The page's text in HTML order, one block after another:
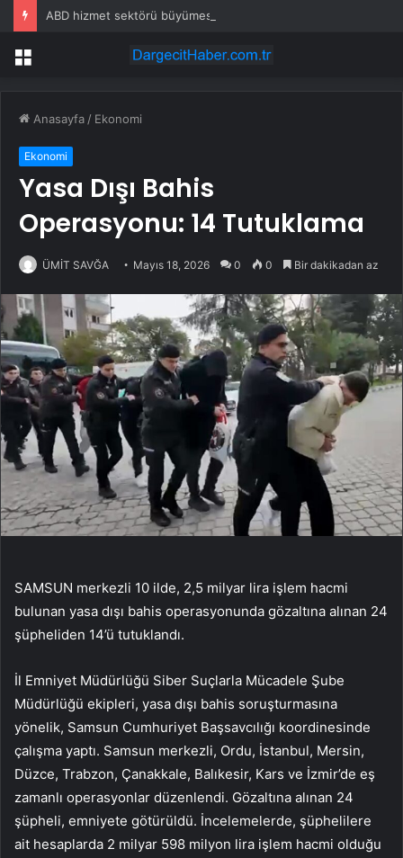
Menü
Anasayfa / Ekonomi
Ekonomi
Yasa Dışı Bahis
Operasyonu: 14 Tutuklama
ÜMİT SAVĞA Mayıs 18, 2026 0 0 Bir dakikadan az
SAMSUN merkezli 10 ilde, 2,5 milyar lira işlem hacmi
bulunan yasa dışı bahis operasyonunda gözaltına alınan 24
şüpheliden 14’ü tutuklandı.
İl Emniyet Müdürlüğü Siber Suçlarla Mücadele Şube
Müdürlüğü ekipleri, yasa dışı bahis soruşturmasına
yönelik, Samsun Cumhuriyet Başsavcılığı koordinesinde
çalışma yaptı. Samsun merkezli, Ordu, İstanbul, Mersin,
Düzce, Trabzon, Çanakkale, Balıkesir, Kars ve İzmir’de eş
zamanlı operasyonlar düzenlendi. Gözaltına alınan 24
şüpheli, emniyete götürüldü. İncelemelerde, şüphelilere
ait hesaplarda 2 milyar 598 milyon lira işlem hacmi olduğu